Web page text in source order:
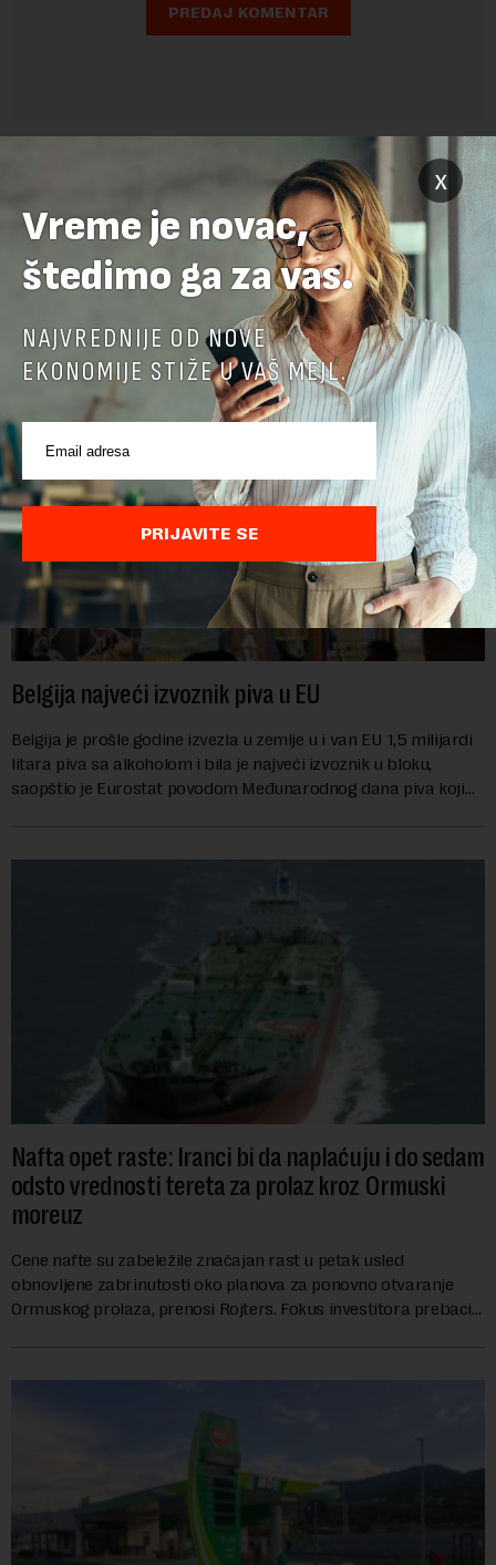
POVEZANI SADRŽAJI
Belgija najveći izvoznik piva u EU
Belgija je prošle godine izvezla u zemlje u i van EU 1,5 milijardi
litara piva sa alkoholom i bila je najveći izvoznik u bloku,
saopštio je Eurostat povodom Međunarodnog dana piva koji
Nafta opet raste: Iranci bi da naplaćuju i do sedam
odsto vrednosti tereta za prolaz kroz Ormuski
moreuz
Cene nafte su zabeležile značajan rast u petak usled
obnovljene zabrinutosti oko planova za ponovno otvaranje
Ormuskog prolaza, prenosi Rojters. Fokus investitora prebacio
x
Vreme je novac,
štedimo ga za vas.
NAJVREDNIJE OD NOVE
EKONOMIJE STIŽE U VAŠ MEJL.
PRIJAVITE SE